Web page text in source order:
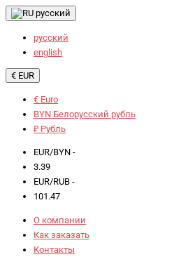
русский
русский
english
€ EUR
€ Euro
BYN Белорусский рубль
₽ Рубль
EUR/BYN -
3.39
EUR/RUB -
101.47
О компании
Как заказать
Контакты